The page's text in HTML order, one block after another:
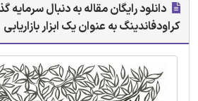
دانلود رایگان مقاله به دنبال
کراودفاندینگ به عنوان یک ابزار بازاریابی